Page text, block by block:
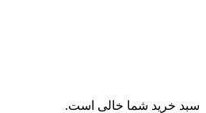
سبد خرید شما خالی است.